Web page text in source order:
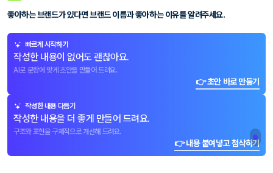
좋아하는 브랜드가 있다면 브랜드 이름과 좋아하는 이유를 알려주세요.
빠르게 시작하기
작성한 내용이 없어도 괜찮아요.
AI로 문항에 맞게 초안을 만들어 드려요.
👉 초안 바로 만들기
작성한 내용 다듬기
작성한 내용을 더 좋게 만들어 드려요.
구조와 표현을 구체적으로 개선해 드려요.
👉 내용 붙여넣고 첨삭하기